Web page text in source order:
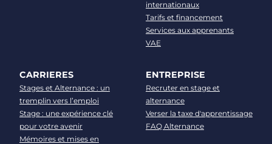
internationaux
Tarifs et financement
Services aux apprenants
VAE
CARRIERES
Stages et Alternance : un
tremplin vers l’emploi
Stage : une expérience clé
pour votre avenir
Mémoires et mises en
ENTREPRISE
Recruter en stage et
alternance
Verser la taxe d'apprentissage
FAQ Alternance